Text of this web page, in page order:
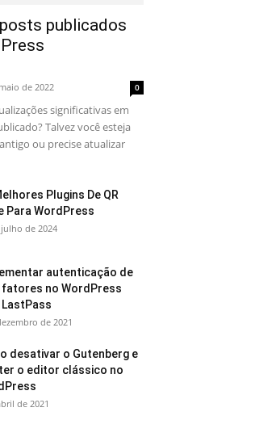
publicados
de 2022 0
significativas em
Talvez você esteja
ou precise atualizar
Plugins De QR
Para WordPress
de 2024
autenticação de
fatores no WordPress
de 2021
desativar o Gutenberg e
o editor clássico no
de 2021